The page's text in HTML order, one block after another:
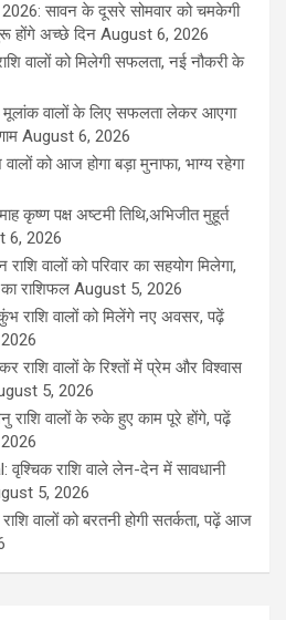
सावन के दूसरे सोमवार को चमकेगी
होंगे अच्छे दिन August 6, 2026
वालों को मिलेगी सफलता, नई नौकरी के
वालों के लिए सफलता लेकर आएगा
August 6, 2026
को आज होगा बड़ा मुनाफा, भाग्य रहेगा
कृष्ण पक्ष अष्टमी तिथि,अभिजीत मुहूर्त
6, 2026
वालों को परिवार का सहयोग मिलेगा,
राशिफल August 5, 2026
राशि वालों को मिलेंगे नए अवसर, पढ़ें
वालों के रिश्तों में प्रेम और विश्वास
5, 2026
वालों के रुके हुए काम पूरे होंगे, पढ़ें
राशि वाले लेन-देन में सावधानी
5, 2026
वालों को बरतनी होगी सतर्कता, पढ़ें आज